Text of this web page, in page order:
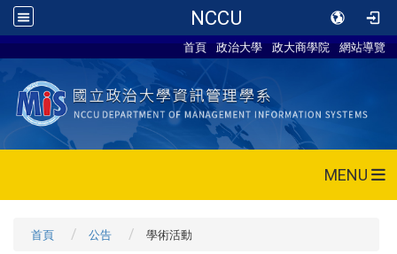
NCCU
首頁 政治大學 政大商學院 網站導覽
MENU
首頁 公告 學術活動